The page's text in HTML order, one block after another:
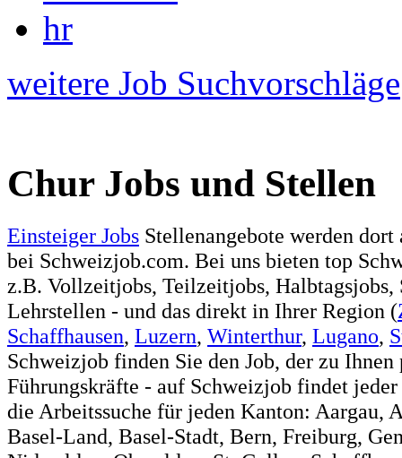
hr
weitere Job Suchvorschläge
Chur Jobs und Stellen
Einsteiger Jobs Stellenangebote werden
bei Schweizjob.com. Bei uns bieten top
z.B. Vollzeitjobs, Teilzeitjobs,
Lehrstellen - und das direkt in Ihrer Region (
Schaffhausen, Luzern, Winterthur, Lugano,
Schweizjob finden Sie den Job, der zu
Führungskräfte - auf Schweizjob findet
die Arbeitssuche für jeden Kanton: Aargau,
Basel-Land, Basel-Stadt, Bern, Freiburg,